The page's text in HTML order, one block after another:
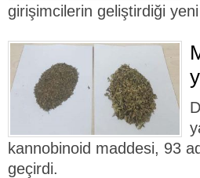
girişimcilerin geliştirdiği yeni
kannobinoid maddesi, 93
geçirdi.